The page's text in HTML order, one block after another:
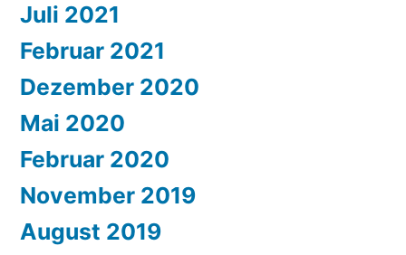
Juli 2021
Februar 2021
Dezember 2020
Mai 2020
Februar 2020
November 2019
August 2019